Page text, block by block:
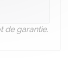
de garantie.